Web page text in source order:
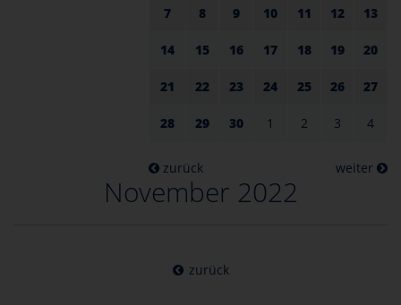
7 8 9 10 11 12 13
14 15 16 17 18 19 20
21 22 23 24 25 26 27
28 29 30 1 2 3 4
zurück weiter
November 2022
zurück